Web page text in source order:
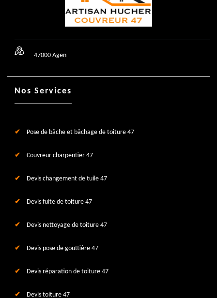
47000 Agen
Nos Services
Pose de bâche et bâchage de toiture 47
Couvreur charpentier 47
Devis changement de tuile 47
Devis fuite de toiture 47
Devis nettoyage de toiture 47
Devis pose de gouttière 47
Devis réparation de toiture 47
Devis toiture 47